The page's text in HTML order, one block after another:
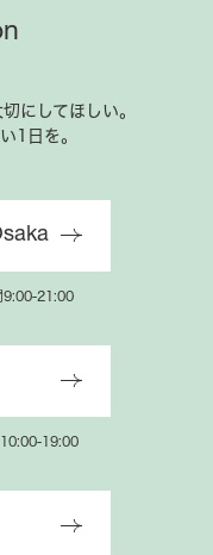
案内
にしてほしい。
1日を。
9:00-21:00
19:00